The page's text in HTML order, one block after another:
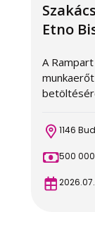
Etno
A
1146
500